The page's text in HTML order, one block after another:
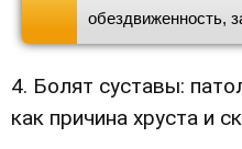
обездвиженность,
4. Болят суставы:
как причина хруста и